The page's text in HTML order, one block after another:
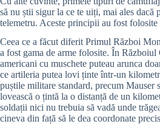
să nu știi sigur la ce te uiți, mai ales dacă
telemetru. Aceste principii au fost folosite
Ceea ce a făcut diferit Primul Război
a fost gama de arme folosite. În
americani cu muschete puteau arunca
ce artileria putea lovi ținte într-un
puștile militare standard, precum Mauser
lovească o țintă la o distanță de un
soldații nici nu trebuia să vadă unde
cineva din față să le dea coordonate